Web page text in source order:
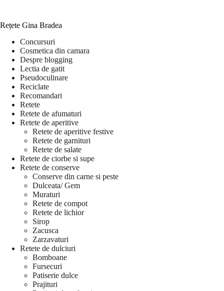
Rețete Gina Bradea
Concursuri
Cosmetica din camara
Despre blogging
Lectia de gatit
Pseudoculinare
Reciclate
Recomandari
Retete
Retete de afumaturi
Retete de aperitive
Retete de aperitive festive
Retete de garnituri
Retete de salate
Retete de ciorbe si supe
Retete de conserve
Conserve din carne si peste
Dulceata/ Gem
Muraturi
Retete de compot
Retete de lichior
Sirop
Zacusca
Zarzavaturi
Retete de dulciuri
Bomboane
Fursecuri
Patiserie dulce
Prajituri